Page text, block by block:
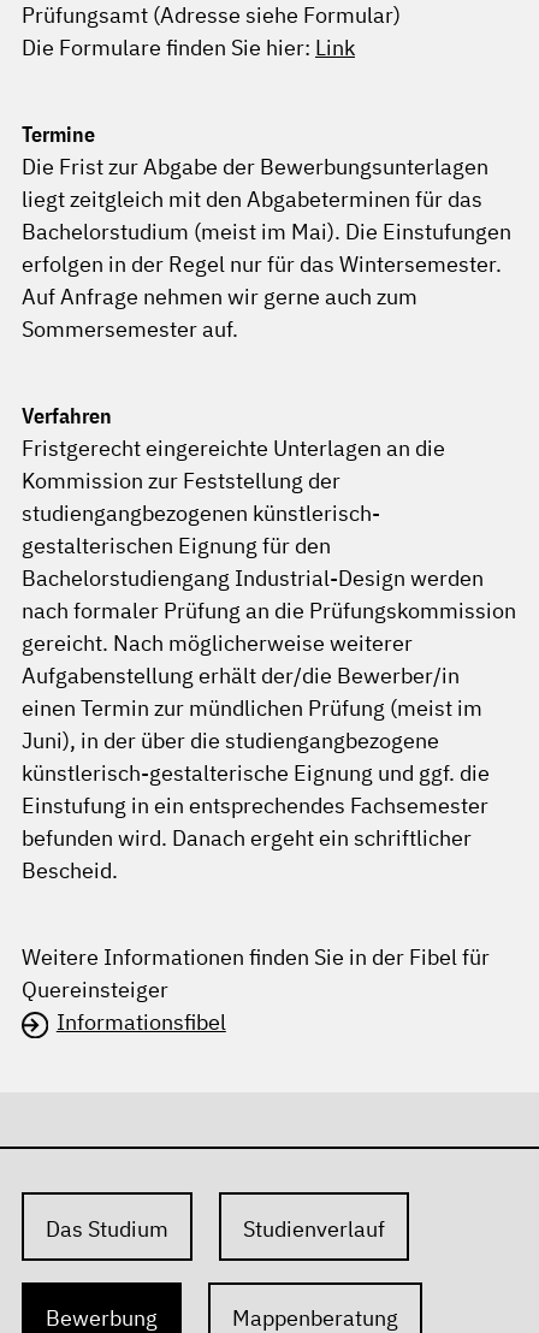
Prüfungsamt (Adresse siehe Formular)
Die Formulare finden Sie hier: Link
Termine
Die Frist zur Abgabe der Bewerbungsunterlagen
liegt zeitgleich mit den Abgabeterminen für das
Bachelorstudium (meist im Mai). Die Einstufungen
erfolgen in der Regel nur für das Wintersemester.
Auf Anfrage nehmen wir gerne auch zum
Sommersemester auf.
Verfahren
Fristgerecht eingereichte Unterlagen an die
Kommission zur Feststellung der
studiengangbezogenen künstlerisch-
gestalterischen Eignung für den
Bachelorstudiengang Industrial-Design werden
nach formaler Prüfung an die Prüfungskommission
gereicht. Nach möglicherweise weiterer
Aufgabenstellung erhält der/die Bewerber/in
einen Termin zur mündlichen Prüfung (meist im
Juni), in der über die studiengangbezogene
künstlerisch-gestalterische Eignung und ggf. die
Einstufung in ein entsprechendes Fachsemester
befunden wird. Danach ergeht ein schriftlicher
Bescheid.
Weitere Informationen finden Sie in der Fibel für
Quereinsteiger
Informationsfibel
Das Studium Studienverlauf
Bewerbung Mappenberatung